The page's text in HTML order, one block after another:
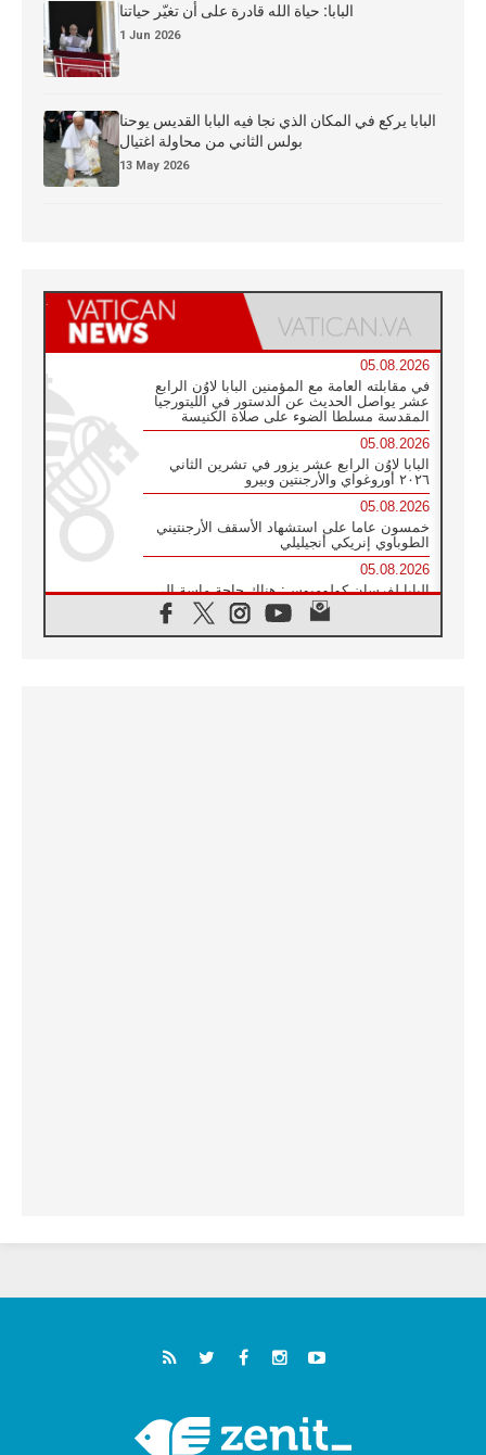
البابا: حياة الله قادرة على أن تغيّر حياتنا
1 Jun 2026
البابا يركع في المكان الذي نجا فيه البابا القديس يوحنا
بولس الثاني من محاولة اغتيال
13 May 2026
05.08.2026
في مقابلته العامة مع المؤمنين البابا لاوُن الرابع
عشر يواصل الحديث عن الدستور في الليتورجيا
المقدسة مسلطا الضوء على صلاة الكنيسة
05.08.2026
البابا لاوُن الرابع عشر يزور في تشرين الثاني
٢٠٢٦ أوروغواي والأرجنتين وبيرو
05.08.2026
خمسون عاما على استشهاد الأسقف الأرجنتيني
الطوباوي إنريكي أنجيليلي
05.08.2026
البابا لفرسان كولومبوس: هناك حاجة ماسة إلى
أنبياء تناغم يسعون إلى بناء الجسور
04.08.2026